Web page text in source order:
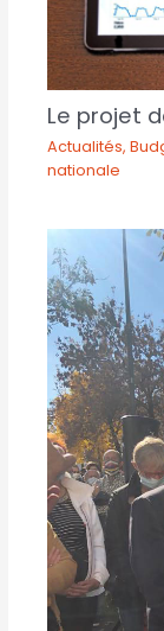
Le projet
Actualités,
nationale